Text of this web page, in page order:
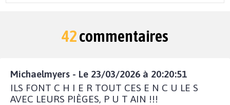
42commentaires
Michaelmyers - Le 23/03/2026 à 20:20:51
ILS FONT C H I E R TOUT CES E N C U LE S
AVEC LEURS PIÈGES, P U T AIN !!!